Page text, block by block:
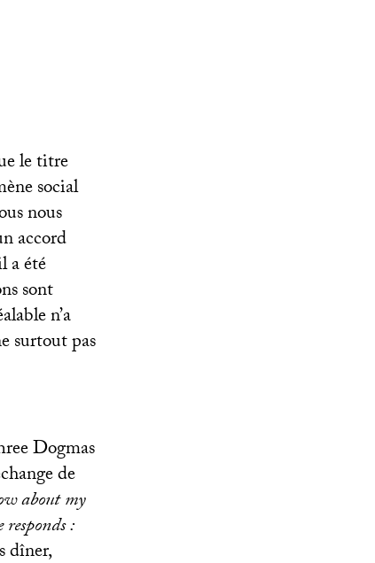
le titre
social
nous
accord
a été
sont
n’a
surtout pas
Dogmas
de
about my
responds :
dîner,